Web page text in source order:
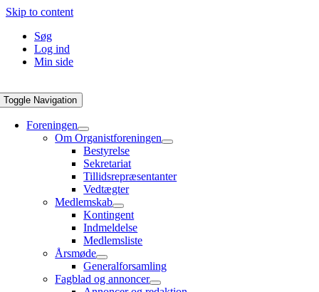
Skip to content
Søg
Log ind
Min side
Toggle Navigation
Foreningen
Om Organistforeningen
Bestyrelse
Sekretariat
Tillidsrepræsentanter
Vedtægter
Medlemskab
Kontingent
Indmeldelse
Medlemsliste
Årsmøde
Generalforsamling
Fagblad og annoncer